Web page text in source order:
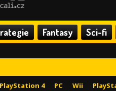
Fantasy Sci-fi
PlayStation 4 PC Wii